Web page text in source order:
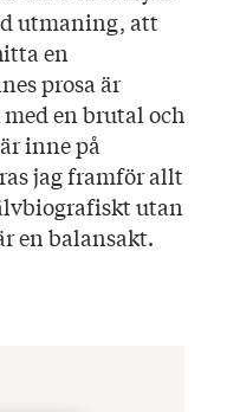
utmaning, att
en
prosa är
en brutal och
inne på
jag framför allt
utan
en balansakt.